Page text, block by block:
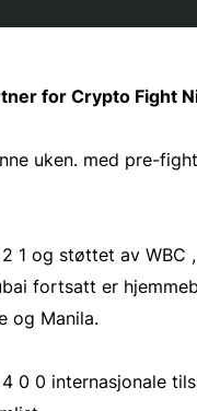
for Crypto Fight
uken. med pre-
1 og støttet av WBC
fortsatt er
og Manila.
0 0 internasjonale